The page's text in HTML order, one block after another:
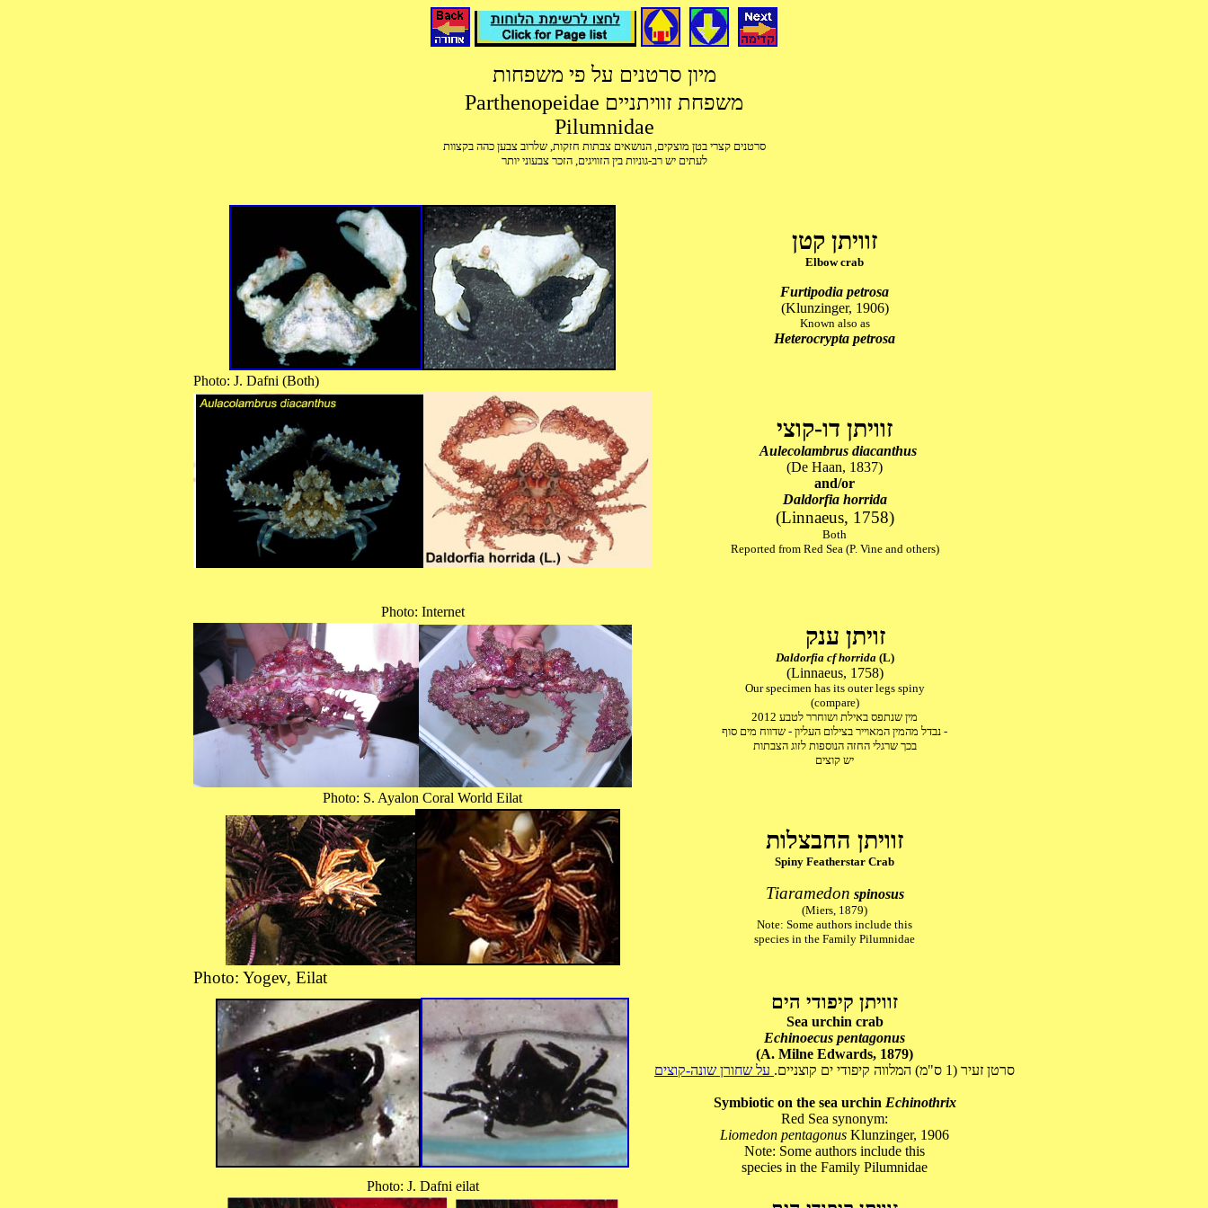
מיון סרטנים על פי משפחות
Parthenopeidae משפחת זוויתניים
Pilumnidae
סרטנים קצרי בטן מוצקים, הנושאים צבתות חזקות, שלרוב צבען כהה בקצוות
לעתים יש רב-גוניות בין הזוויגים, הזכר צבעוני יותר
זוויתן קטן
Elbow crab
Furtipodia petrosa
(Klunzinger, 1906)
Known also as
Heterocrypta petrosa
Photo: J. Dafni (Both)
זוויתן דו-קוצי
Aulecolambrus diacanthus
(De Haan, 1837)
and/or
Daldorfia horrida
(Linnaeus, 1758)
Both
Reported from Red Sea (P. Vine and others)
Photo: Internet
זויתן ענק
Daldorfia cf horrida(L)
(Linnaeus, 1758)
Our specimen has its outer legs spiny
(compare)
מין שנתפס באילת ושוחרר לטבע 2012
נבדל מהמין המאוייר בצילום העליון - שדווח מים סוף -
בכך שרגלי החזה הנוספות לזוג הצבתות
יש קוצים
Photo: S. Ayalon Coral World Eilat
זוויתן החבצלות
Spiny Featherstar Crab
Tiaramedon spinosus
(Miers, 1879)
Note: Some authors include this
species in the Family Pilumnidae
Photo: Yogev, Eilat
זוויתן קיפודי הים
Sea urchin crab
Echinoecus pentagonus
(A. Milne Edwards, 1879)
סרטן זעיר (1 ס"מ) המלווה קיפודי ים קוצניים.
על שחורן שונה-קוצים
Symbiotic on the sea urchin Echinothrix
Red Sea synonym:
Liomedon pentagonus Klunzinger, 1906
Note: Some authors include this
species in the Family Pilumnidae
Photo: J. Dafni eilat